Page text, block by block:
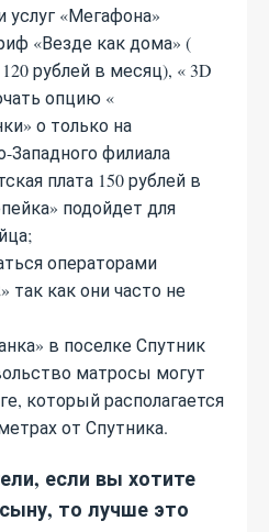
услуг «Мегафона»
«Везде как дома» (
рублей в месяц), « 3D
опцию «
о только на
Западного филиала
плата 150 рублей в
подойдет для
операторами
так как они часто не
в поселке Спутник
матросы могут
который располагается
от Спутника.
если вы хотите
то лучше это